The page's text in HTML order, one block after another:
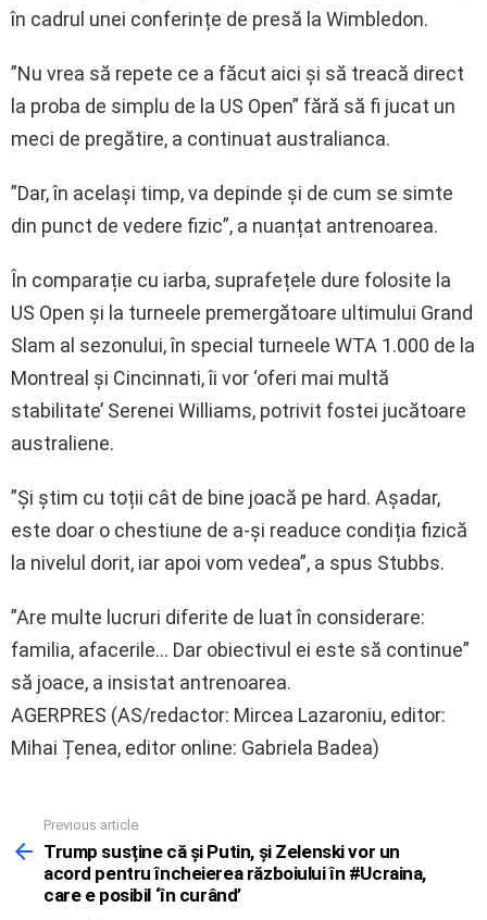
în cadrul unei conferințe de presă la Wimbledon.
”Nu vrea să repete ce a făcut aici și să treacă direct
la proba de simplu de la US Open” fără să fi jucat un
meci de pregătire, a continuat australianca.
”Dar, în același timp, va depinde și de cum se simte
din punct de vedere fizic”, a nuanțat antrenoarea.
În comparație cu iarba, suprafețele dure folosite la
US Open și la turneele premergătoare ultimului Grand
Slam al sezonului, în special turneele WTA 1.000 de la
Montreal și Cincinnati, îi vor ‘oferi mai multă
stabilitate’ Serenei Williams, potrivit fostei jucătoare
australiene.
”Și știm cu toții cât de bine joacă pe hard. Așadar,
este doar o chestiune de a-și readuce condiția fizică
la nivelul dorit, iar apoi vom vedea”, a spus Stubbs.
”Are multe lucruri diferite de luat în considerare:
familia, afacerile… Dar obiectivul ei este să continue”
să joace, a insistat antrenoarea.
AGERPRES (AS/redactor: Mircea Lazaroniu, editor:
Mihai Țenea, editor online: Gabriela Badea)
more
Previous article
Trump susține că și Putin, și Zelenski vor un
acord pentru încheierea războiului în #Ucraina,
care e posibil ‘în curând’